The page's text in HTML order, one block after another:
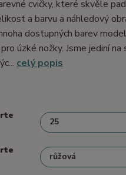
cvičky, které skvěle
a barvu a náhledový
dostupných barev
úzké nožky. Jsme jediní
celý popis